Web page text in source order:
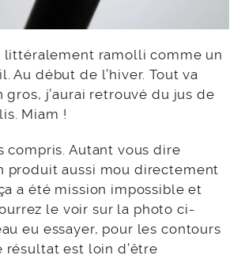
littéralement ramolli comme un
Au début de l’hiver. Tout va
gros, j’aurai retrouvé du jus de
Miam !
compris. Autant vous dire
produit aussi mou directement
a été mission impossible et
le voir sur la photo ci-
eu essayer, pour les contours
résultat est loin d’être